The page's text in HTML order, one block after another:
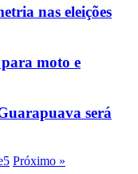
nas eleições
moto e
será
5 Próximo »